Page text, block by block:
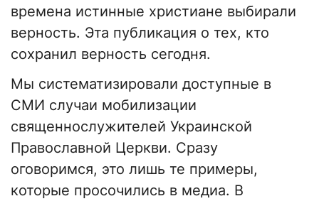
времена истинные христиане выбирали
верность. Эта публикация о тех, кто
сохранил верность сегодня.
Мы систематизировали доступные в
СМИ случаи мобилизации
священнослужителей Украинской
Православной Церкви. Сразу
оговоримся, это лишь те примеры,
которые просочились в медиа. В